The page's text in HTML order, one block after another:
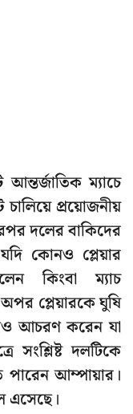
ম্যাচে
প্রয়োজনীয়
দলের বাকিদের
কোনও প্লেয়ার
কিংবা ম্যাচ
প্লেয়ারকে ঘুষি
আচরণ করেন যা
সংশ্লিষ্ট দলটিকে
আম্পায়ার।
এসেছে।